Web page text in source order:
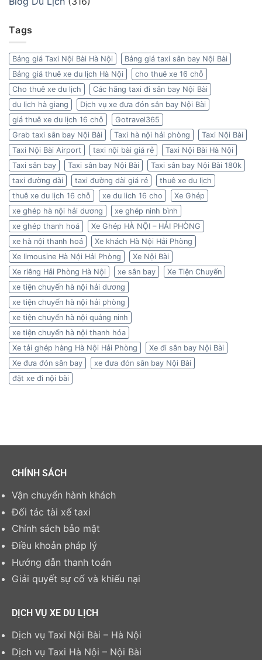
Tags
Bảng giá Taxi Nội Bài Hà Nội
Bảng giá taxi sân bay Nội Bài
Bảng giá thuê xe du lịch Hà Nội
cho thuê xe 16 chỗ
Cho thuê xe du lịch
Các hãng taxi đi sân bay Nội Bài
du lịch hà giang
Dịch vụ xe đưa đón sân bay Nội Bài
giá thuê xe du lịch 16 chỗ
Gotravel365
Grab taxi sân bay Nội Bài
Taxi hà nội hải phòng
Taxi Nội Bài
Taxi Nội Bài Airport
taxi nội bài giá rẻ
Taxi Nội Bài Hà Nội
Taxi sân bay
Taxi sân bay Nội Bài
Taxi sân bay Nội Bài 180k
taxi đường dài
taxi đường dài giá rẻ
thuê xe du lịch
thuê xe du lịch 16 chỗ
xe du lich 16 cho
Xe Ghép
xe ghép hà nội hải dương
xe ghép ninh bình
xe ghép thanh hoá
Xe Ghép HÀ NỘI – HẢI PHÒNG
xe hà nội thanh hoá
Xe khách Hà Nội Hải Phòng
Xe limousine Hà Nội Hải Phòng
Xe Nội Bài
Xe riêng Hải Phòng Hà Nội
xe sân bay
Xe Tiện Chuyến
xe tiện chuyến hà nội hải dương
xe tiện chuyến hà nội hải phòng
xe tiện chuyến hà nội quảng ninh
xe tiện chuyến hà nội thanh hóa
Xe tải ghép hàng Hà Nội Hải Phòng
Xe đi sân bay Nội Bài
Xe đưa đón sân bay
xe đưa đón sân bay Nội Bài
đặt xe đi nội bài
CHÍNH SÁCH
Vận chuyển hành khách
Đối tác tài xế taxi
Chính sách bảo mật
Điều khoản pháp lý
Hướng dẫn thanh toán
Giải quyết sự cố và khiếu nại
DỊCH VỤ XE DU LỊCH
Dịch vụ Taxi Nội Bài – Hà Nội
Dịch vụ Taxi Hà Nội – Nội Bài